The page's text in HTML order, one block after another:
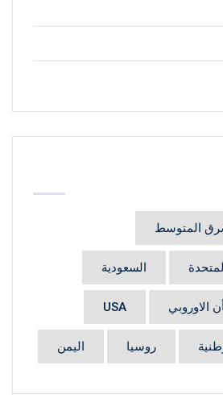
المتوسط
السعودية
الاوروبي USA
روسيا اليمن